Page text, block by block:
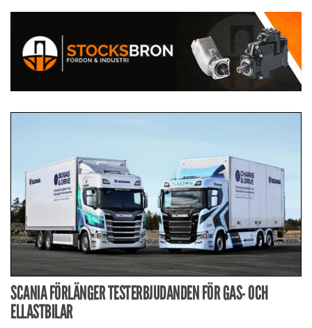
SCANIA FÖRLÄNGER TESTERBJUDANDEN FÖR GAS- OCH
ELLASTBILAR